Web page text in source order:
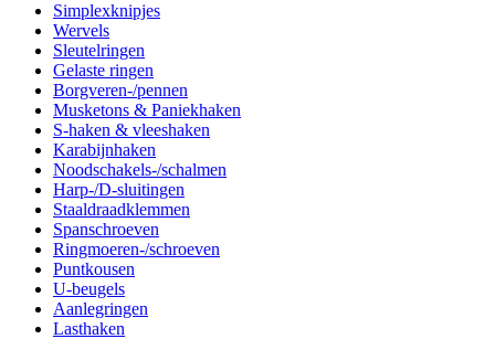
Simplexknipjes
Wervels
Sleutelringen
Gelaste ringen
Borgveren-/pennen
Musketons & Paniekhaken
S-haken & vleeshaken
Karabijnhaken
Noodschakels-/schalmen
Harp-/D-sluitingen
Staaldraadklemmen
Spanschroeven
Ringmoeren-/schroeven
Puntkousen
U-beugels
Aanlegringen
Lasthaken